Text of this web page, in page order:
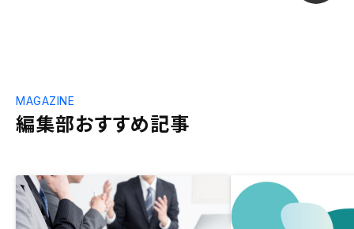
編集部おすすめ記事
MAGAZINE